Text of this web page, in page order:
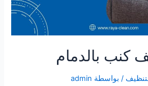
كنب بالدمام
/ بواسطة admin